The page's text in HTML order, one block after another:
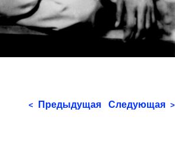
< Предыдущая Следующая >